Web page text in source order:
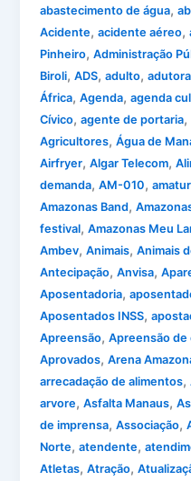
abastecimento de água,
Acidente,acidente aéreo,
Pinheiro,Administração
Biroli,ADS,adulto,adutora
África,Agenda,agenda
Cívico,agente de portaria,
Agricultores,Água de
Airfryer,Algar Telecom,
demanda,AM-010,
Amazonas Band,
festival,Amazonas Meu
Ambev,Animais,Animais
Antecipação,Anvisa,
Aposentadoria,
Aposentados INSS,
Apreensão,Apreensão de
Aprovados,Arena
arrecadação de alimentos,
arvore,Asfalta Manaus,
de imprensa,Associação,
Norte,atendente,
Atletas,Atração,